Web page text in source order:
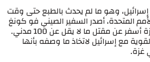
إسرائيل، وهو ما لم يحدث بالطبع حتى وقت
المتحدة، أصدر السفير الصيني فو كونغ
بيانا شديد اللهجة ردا على هجوم صاروخي إسرائيلي على مدرسة في مدينة غزة أسفر عن مقتل ما لا يقل عن 100 مدني.
مع إسرائيل لاتخاذ ما وصفه بأنها
غزة.